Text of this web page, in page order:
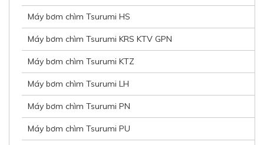
Máy bơm chìm Tsurumi HS
Máy bơm chìm Tsurumi KRS KTV GPN
Máy bơm chìm Tsurumi KTZ
Máy bơm chìm Tsurumi LH
Máy bơm chìm Tsurumi PN
Máy bơm chìm Tsurumi PU